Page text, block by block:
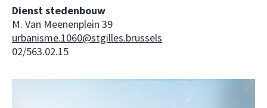
Dienst stedenbouw
M. Van Meenenplein 39
urbanisme.1060@stgilles.brussels
02/563.02.15